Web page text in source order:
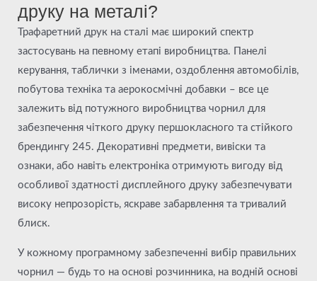
друку на металі?
Трафаретний друк на сталі має широкий спектр
застосувань на певному етапі виробництва. Панелі
керування, таблички з іменами, оздоблення автомобілів,
побутова техніка та аерокосмічні добавки – все це
залежить від потужного виробництва чорнил для
забезпечення чіткого друку першокласного та стійкого
брендингу 245. Декоративні предмети, вивіски та
ознаки, або навіть електроніка отримують вигоду від
особливої здатності дисплейного друку забезпечувати
високу непрозорість, яскраве забарвлення та тривалий
блиск.
У кожному програмному забезпеченні вибір правильних
чорнил — будь то на основі розчинника, на водній основі